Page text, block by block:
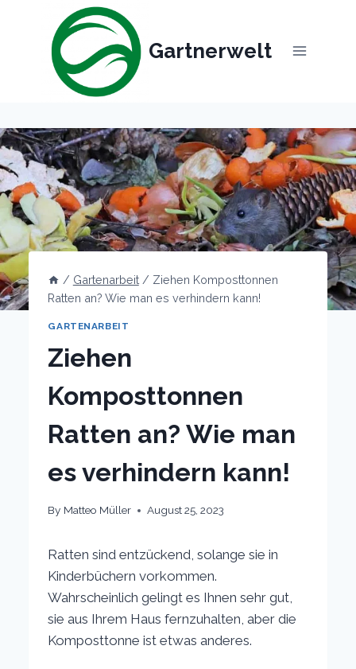
Gartnerwelt
/ Gartenarbeit / Ziehen Komposttonnen
Ratten an? Wie man es verhindern kann!
GARTENARBEIT
Ziehen
Komposttonnen
Ratten an? Wie man
es verhindern kann!
By Matteo Müller August 25, 2023
Ratten sind entzückend, solange sie in
Kinderbüchern vorkommen.
Wahrscheinlich gelingt es Ihnen sehr gut,
sie aus Ihrem Haus fernzuhalten, aber die
Komposttonne ist etwas anderes.